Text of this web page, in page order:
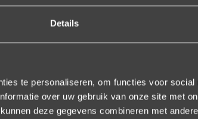
Details
te personaliseren, om functies voor social
over uw gebruik van onze site met
deze gegevens combineren met
zijn prachtig afgewerkt, perfecte kwaliteit. We
klaar. Kan niet anders zeggen dan AANRADER